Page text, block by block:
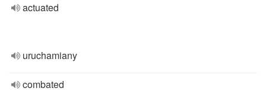
actuated
uruchamiany
combated